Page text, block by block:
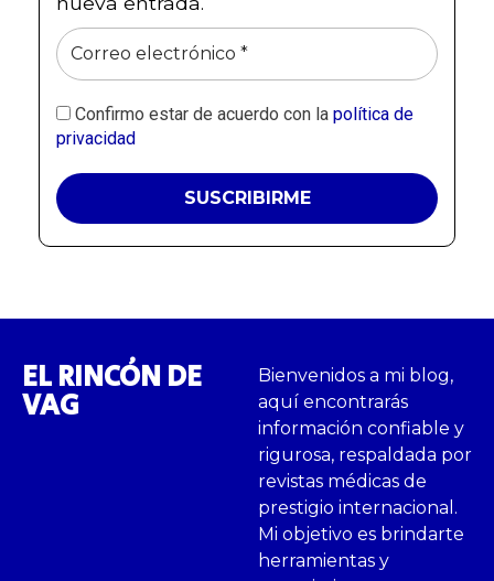
Confirmo estar de acuerdo con la política de
privacidad
EL RINCÓN DE
VAG
Bienvenidos a mi blog,
aquí encontrarás
información confiable y
rigurosa, respaldada por
revistas médicas de
prestigio internacional.
Mi objetivo es brindarte
herramientas y